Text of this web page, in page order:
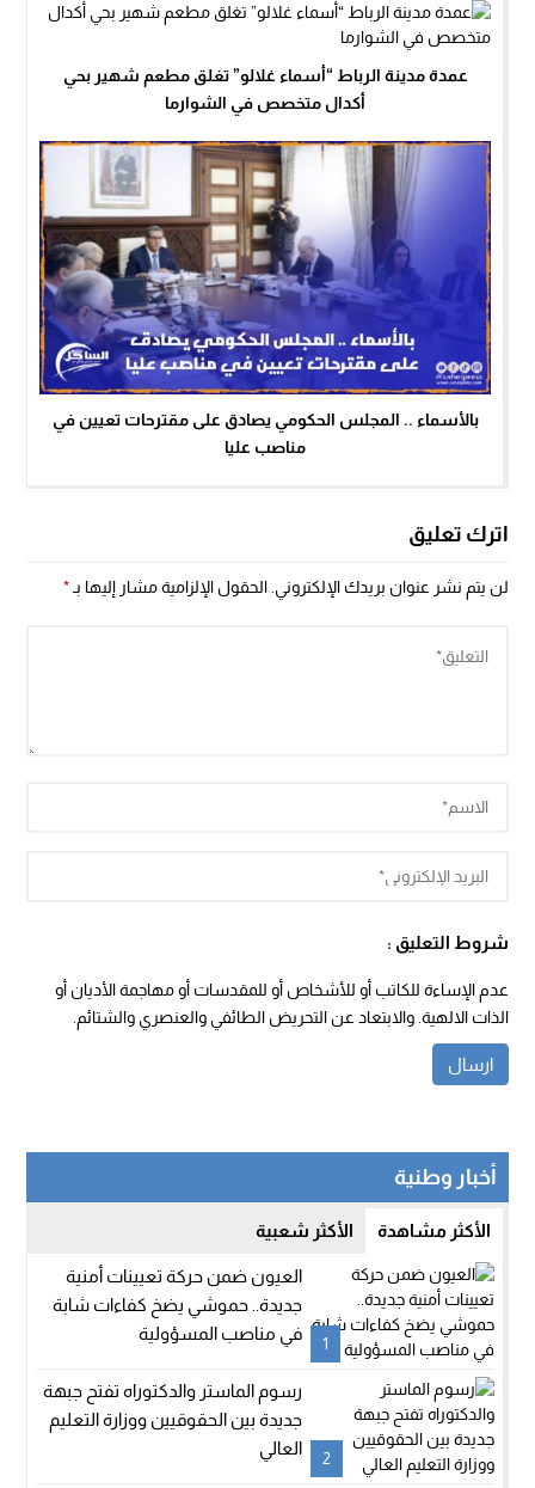
عمدة مدينة الرباط “أسماء غلالو” تغلق مطعم شهير بحي
أكدال متخصص في الشوارما
بالأسماء .. المجلس الحكومي يصادق على مقترحات تعيين في
مناصب عليا
اترك تعليق
لن يتم نشر عنوان بريدك الإلكتروني. الحقول الإلزامية مشار إليها بـ*
شروط التعليق :
عدم الإساءة للكاتب أو للأشخاص أو للمقدسات أو مهاجمة الأديان أو
الذات الالهية. والابتعاد عن التحريض الطائفي والعنصري والشتائم.
أخبار وطنية
الأكثر مشاهدة الأكثر شعبية
1
العيون ضمن حركة تعيينات أمنية
جديدة.. حموشي يضخ كفاءات شابة
في مناصب المسؤولية
2
رسوم الماستر والدكتوراه تفتح جبهة
جديدة بين الحقوقيين ووزارة التعليم
العالي